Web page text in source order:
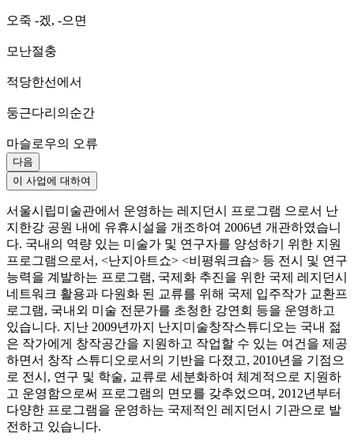
오죽 -겠, -으면
모난절충
적당한선에서
둥근다리의순간
마슬로우의 오류
다음
이 사업에 대하여
서울시립미술관에서 운영하는 레지던시 프로그램 으로서 난
지한강 공원 내에 유휴시설을 개조하여 2006년 개관하였습니
다. 국내의 역량 있는 미술가 및 연구자를 양성하기 위한 지원
프로그램으로서, <난지아트쇼> <비평워크숍> 등 전시 및 연구
능력을 계발하는 프로그램, 국제화 추진을 위한 국제 레지던시
네트워크 활용과 다원화 된 교류를 위해 국제 입주작가 교환프
로그램, 국내외 미술 전문가를 초청한 강연회 등을 운영하고
있습니다. 지난 2009년까지 난지미술창작스튜디오는 국내 젊
은 작가에게 창작공간을 지원하고 작업할 수 있는 여건을 제공
하면서 창작 스튜디오로서의 기반을 다졌고, 2010년을 기점으
로 전시, 연구 및 학술, 교류로 세분화하여 체계적으로 지원하
고 운영함으로써 프로그램의 면모를 갖추었으며, 2012년부터
다양한 프로그램을 운영하는 국제적인 레지던시 기관으로 발
전하고 있습니다.